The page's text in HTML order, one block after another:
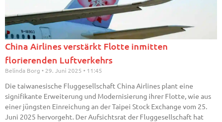
China Airlines verstärkt Flotte inmitten
florierenden Luftverkehrs
Belinda Borg 29. Juni 2025 11:45
Die taiwanesische Fluggesellschaft China Airlines plant eine
signifikante Erweiterung und Modernisierung ihrer Flotte, wie aus
einer jüngsten Einreichung an der Taipei Stock Exchange vom 25.
Juni 2025 hervorgeht. Der Aufsichtsrat der Fluggesellschaft hat